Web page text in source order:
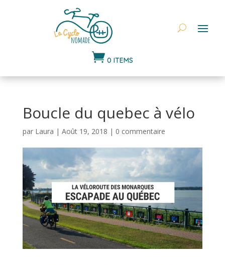
 0 ITEMS
Boucle du quebec à vélo
par Laura | Août 19, 2018 | 0 commentaire